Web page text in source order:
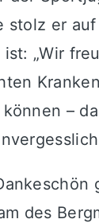
stolz er auf
„Wir
–
des